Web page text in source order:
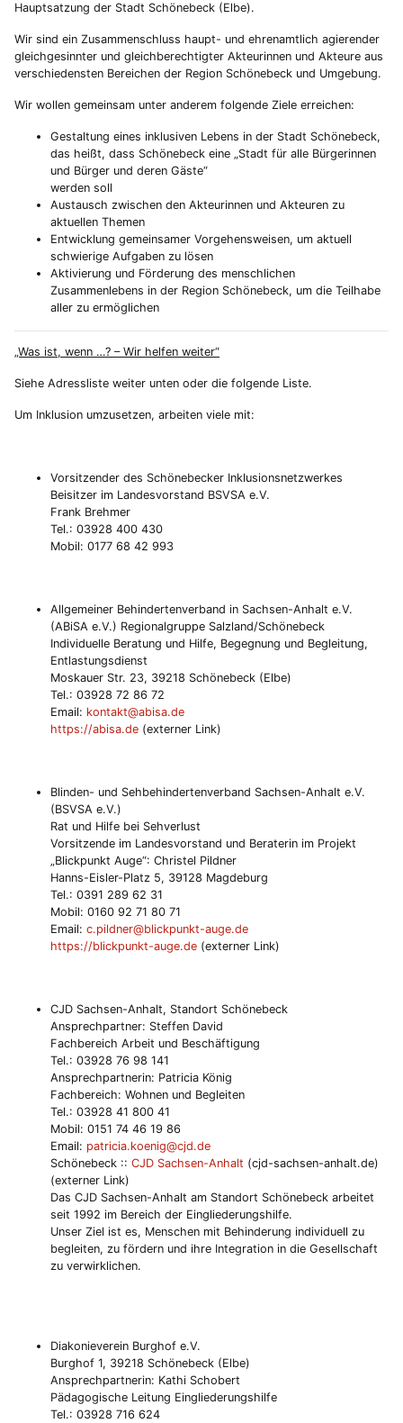
Hauptsatzung der Stadt Schönebeck (Elbe).
Wir sind ein Zusammenschluss haupt- und ehrenamtlich agierender
gleichgesinnter und gleichberechtigter Akteurinnen und Akteure aus
verschiedensten Bereichen der Region Schönebeck und Umgebung.
Wir wollen gemeinsam unter anderem folgende Ziele erreichen:
Gestaltung eines inklusiven Lebens in der Stadt Schönebeck,
das heißt, dass Schönebeck eine „Stadt für alle Bürgerinnen
und Bürger und deren Gäste“
werden soll
Austausch zwischen den Akteurinnen und Akteuren zu
aktuellen Themen
Entwicklung gemeinsamer Vorgehensweisen, um aktuell
schwierige Aufgaben zu lösen
Aktivierung und Förderung des menschlichen
Zusammenlebens in der Region Schönebeck, um die Teilhabe
aller zu ermöglichen
„Was ist, wenn …? – Wir helfen weiter“
Siehe Adressliste weiter unten oder die folgende Liste.
Um Inklusion umzusetzen, arbeiten viele mit:
Vorsitzender des Schönebecker Inklusionsnetzwerkes
Beisitzer im Landesvorstand BSVSA e.V.
Frank Brehmer
Tel.: 03928 400 430
Mobil: 0177 68 42 993
Allgemeiner Behindertenverband in Sachsen-Anhalt e.V.
(ABiSA e.V.) Regionalgruppe Salzland/Schönebeck
Individuelle Beratung und Hilfe, Begegnung und Begleitung,
Entlastungsdienst
Moskauer Str. 23, 39218 Schönebeck (Elbe)
Tel.: 03928 72 86 72
Email: kontakt@abisa.de
https://abisa.de (externer Link)
Blinden- und Sehbehindertenverband Sachsen-Anhalt e.V.
(BSVSA e.V.)
Rat und Hilfe bei Sehverlust
Vorsitzende im Landesvorstand und Beraterin im Projekt
„Blickpunkt Auge“: Christel Pildner
Hanns-Eisler-Platz 5, 39128 Magdeburg
Tel.: 0391 289 62 31
Mobil: 0160 92 71 80 71
Email: c.pildner@blickpunkt-auge.de
https://blickpunkt-auge.de (externer Link)
CJD Sachsen-Anhalt, Standort Schönebeck
Ansprechpartner: Steffen David
Fachbereich Arbeit und Beschäftigung
Tel.: 03928 76 98 141
Ansprechpartnerin: Patricia König
Fachbereich: Wohnen und Begleiten
Tel.: 03928 41 800 41
Mobil: 0151 74 46 19 86
Email: patricia.koenig@cjd.de
Schönebeck :: CJD Sachsen-Anhalt (cjd-sachsen-anhalt.de)
(externer Link)
Das CJD Sachsen-Anhalt am Standort Schönebeck arbeitet
seit 1992 im Bereich der Eingliederungshilfe.
Unser Ziel ist es, Menschen mit Behinderung individuell zu
begleiten, zu fördern und ihre Integration in die Gesellschaft
zu verwirklichen.
Diakonieverein Burghof e.V.
Burghof 1, 39218 Schönebeck (Elbe)
Ansprechpartnerin: Kathi Schobert
Pädagogische Leitung Eingliederungshilfe
Tel.: 03928 716 624